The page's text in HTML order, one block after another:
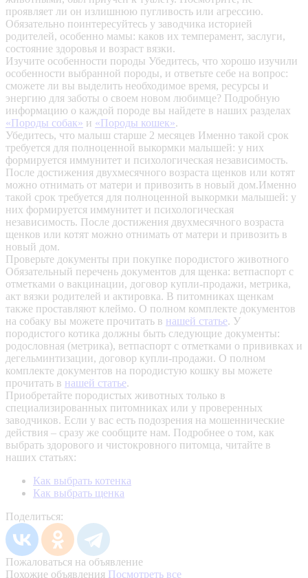
проявляет ли он излишнюю пугливость или агрессию.
Обязательно поинтересуйтесь у заводчика историей
родителей, особенно мамы: каков их темперамент, заслуги,
состояние здоровья и возраст вязки.
Изучите особенности породы Убедитесь, что хорошо изучили
особенности выбранной породы, и ответьте себе на вопрос:
сможете ли вы выделить необходимое время, ресурсы и
энергию для заботы о своем новом любимце? Подробную
информацию о каждой породе вы найдете в наших разделах
«Породы собак» и «Породы кошек».
Убедитесь, что малыш старше 2 месяцев Именно такой срок
требуется для полноценной выкормки малышей: у них
формируется иммунитет и психологическая независимость.
После достижения двухмесячного возраста щенков или котят
можно отнимать от матери и привозить в новый дом.Именно
такой срок требуется для полноценной выкормки малышей: у
них формируется иммунитет и психологическая
независимость. После достижения двухмесячного возраста
щенков или котят можно отнимать от матери и привозить в
новый дом.
Проверьте документы при покупке породистого животного
Обязательный перечень документов для щенка: ветпаспорт с
отметками о вакцинации, договор купли-продажи, метрика,
акт вязки родителей и актировка. В питомниках щенкам
также проставляют клеймо. О полном комплекте документов
на собаку вы можете прочитать в нашей статье. У
породистого котика должны быть следующие документы:
родословная (метрика), ветпаспорт с отметками о прививках и
дегельминтизации, договор купли-продажи. О полном
комплекте документов на породистую кошку вы можете
прочитать в нашей статье.
Приобретайте породистых животных только в
специализированных питомниках или у проверенных
заводчиков. Если у вас есть подозрения на мошеннические
действия – сразу же сообщите нам. Подробнее о том, как
выбрать здорового и чистокровного питомца, читайте в
наших статьях:
Как выбрать котенка
Как выбрать щенка
Поделиться:
Пожаловаться на объявление
Похожие объявления Посмотреть все